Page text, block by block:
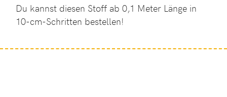
Du kannst diesen Stoff ab 0,1 Meter Länge in
10-cm-Schritten bestellen!